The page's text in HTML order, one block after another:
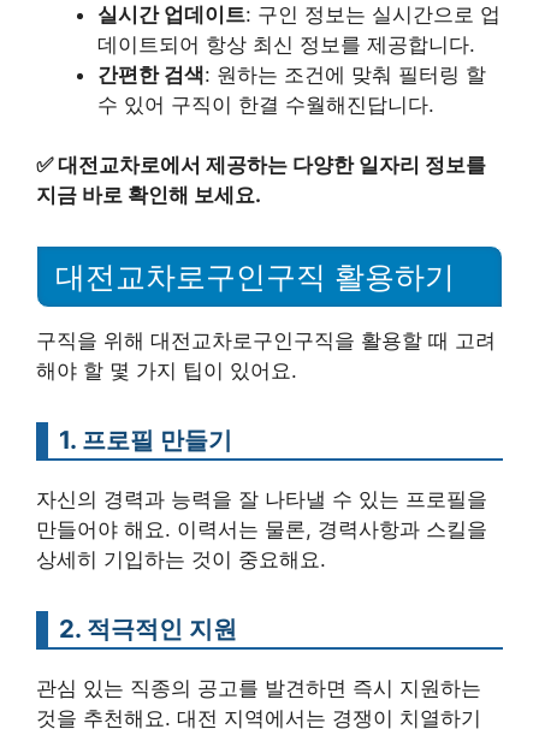
실시간 업데이트: 구인 정보는 실시간으로 업
데이트되어 항상 최신 정보를 제공합니다.
간편한 검색: 원하는 조건에 맞춰 필터링 할
수 있어 구직이 한결 수월해진답니다.
✅대전교차로에서 제공하는 다양한 일자리 정보를
지금 바로 확인해 보세요.
대전교차로구인구직 활용하기
구직을 위해 대전교차로구인구직을 활용할 때 고려
해야 할 몇 가지 팁이 있어요.
1. 프로필 만들기
자신의 경력과 능력을 잘 나타낼 수 있는 프로필을
만들어야 해요. 이력서는 물론, 경력사항과 스킬을
상세히 기입하는 것이 중요해요.
2. 적극적인 지원
관심 있는 직종의 공고를 발견하면 즉시 지원하는
것을 추천해요. 대전 지역에서는 경쟁이 치열하기